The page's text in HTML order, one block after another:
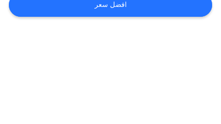
COMPANY
افضل سعر